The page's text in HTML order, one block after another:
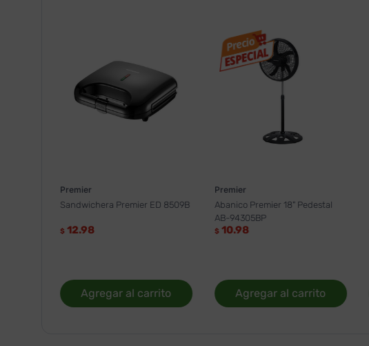
Premier
Sandwichera Premier ED 8509B
$ 12.98
Agregar al carrito
Premier
Abanico Premier 18" Pedestal
AB-94305BP
$ 10.98
Agregar al carrito